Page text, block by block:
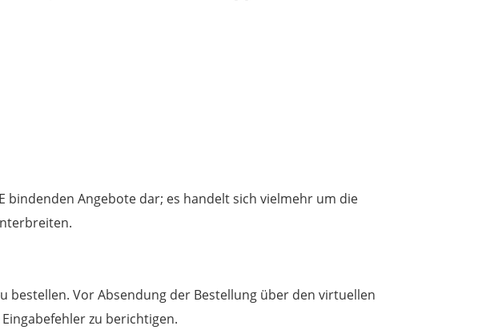
bindenden Angebote dar; es handelt sich vielmehr um die
bestellen. Vor Absendung der Bestellung über den virtuellen
zu berichtigen.